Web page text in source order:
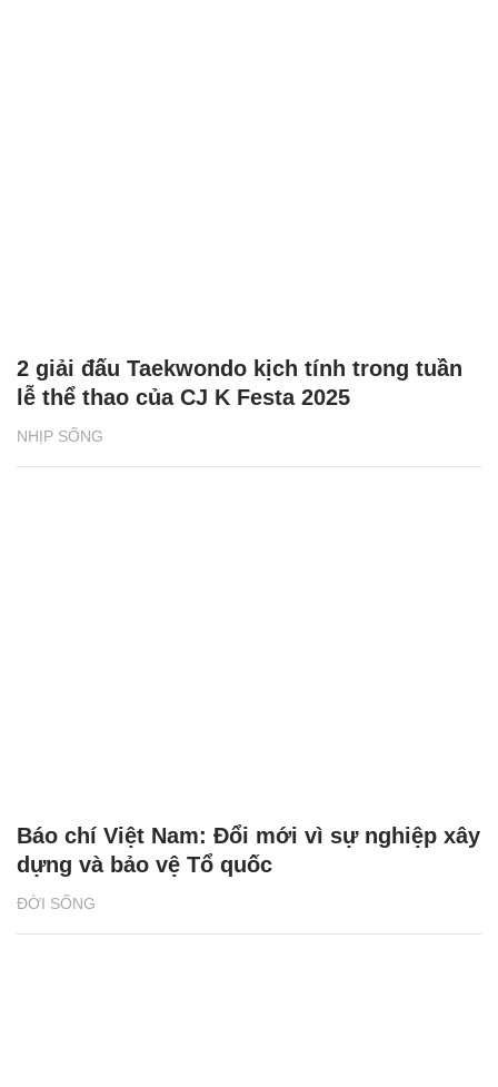
NHỊP SỐNG
2 giải đấu Taekwondo kịch tính trong tuần
lễ thể thao của CJ K Festa 2025
ĐỜI SỐNG
Báo chí Việt Nam: Đổi mới vì sự nghiệp xây
dựng và bảo vệ Tổ quốc